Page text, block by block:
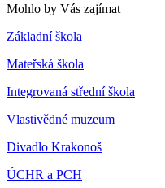
Mohlo by Vás zajímat
Základní škola
Mateřská škola
Integrovaná střední škola
Vlastivědné muzeum
Divadlo Krakonoš
ÚCHR a PCH